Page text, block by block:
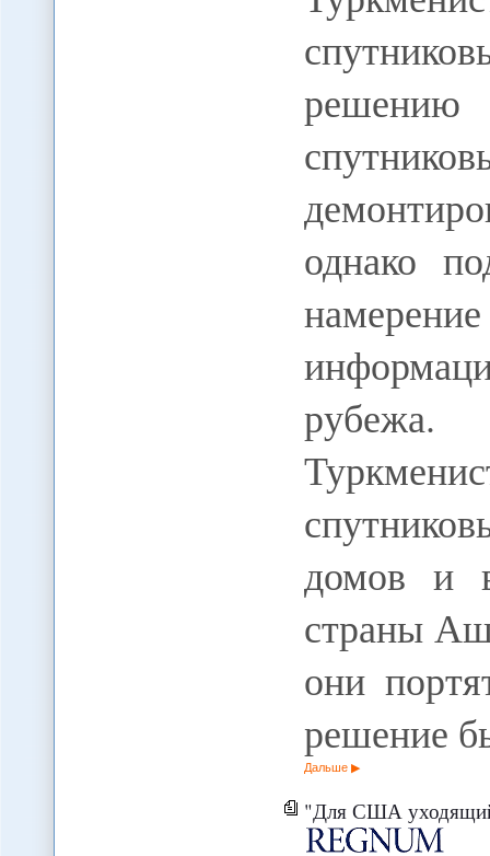
однако
домов и
страны
они
решение
Дальше
"Для США уходящий год в